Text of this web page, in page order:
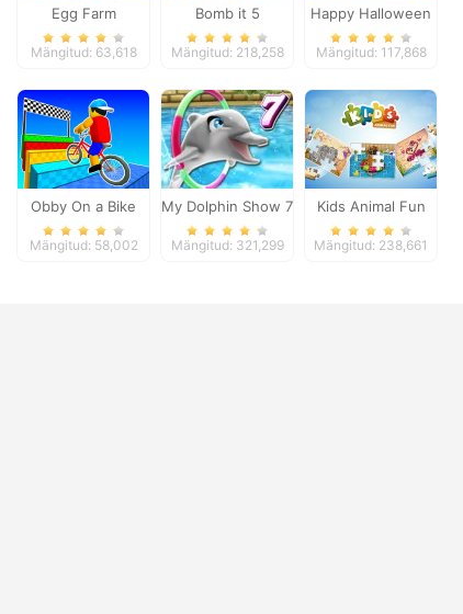
Egg Farm
Mängitud: 63,618
Bomb it 5
Mängitud: 218,258
Happy Halloween
Mängitud: 117,868
Obby On a Bike
Mängitud: 58,002
My Dolphin Show 7
Mängitud: 321,299
Kids Animal Fun
Mängitud: 238,661